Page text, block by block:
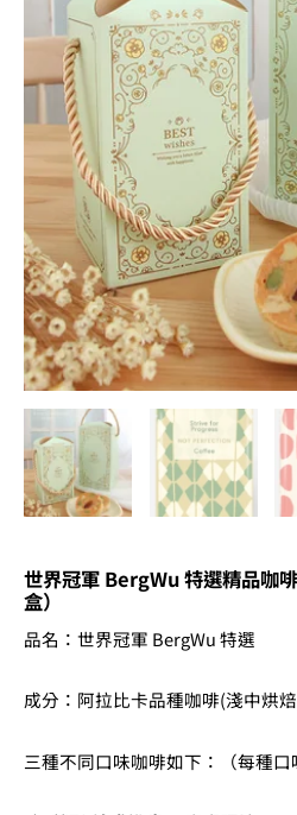
世界冠軍 BergWu 特選精品咖
盒）
品名：世界冠軍 BergWu 特選
成分：阿拉比卡品種咖啡(淺中烘
三種不同口味咖啡如下：（每種口
精
咖
啡
掛
（12
入/
精
緻
手
提
盒）
數
量